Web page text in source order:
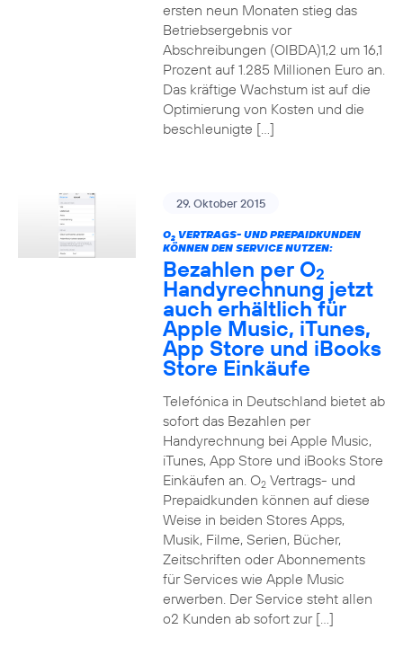
ersten neun Monaten stieg das
Betriebsergebnis vor
Abschreibungen (OIBDA)1,2 um 16,1
Prozent auf 1.285 Millionen Euro an.
Das kräftige Wachstum ist auf die
Optimierung von Kosten und die
beschleunigte […]
29. Oktober 2015
O2VERTRAGS- UND PREPAIDKUNDEN
KÖNNEN DEN SERVICE NUTZEN:
Bezahlen per O2
Handyrechnung jetzt
auch erhältlich für
Apple Music, iTunes,
App Store und iBooks
Store Einkäufe
Telefónica in Deutschland bietet ab
sofort das Bezahlen per
Handyrechnung bei Apple Music,
iTunes, App Store und iBooks Store
Einkäufen an. O2Vertrags- und
Prepaidkunden können auf diese
Weise in beiden Stores Apps,
Musik, Filme, Serien, Bücher,
Zeitschriften oder Abonnements
für Services wie Apple Music
erwerben. Der Service steht allen
o2 Kunden ab sofort zur […]